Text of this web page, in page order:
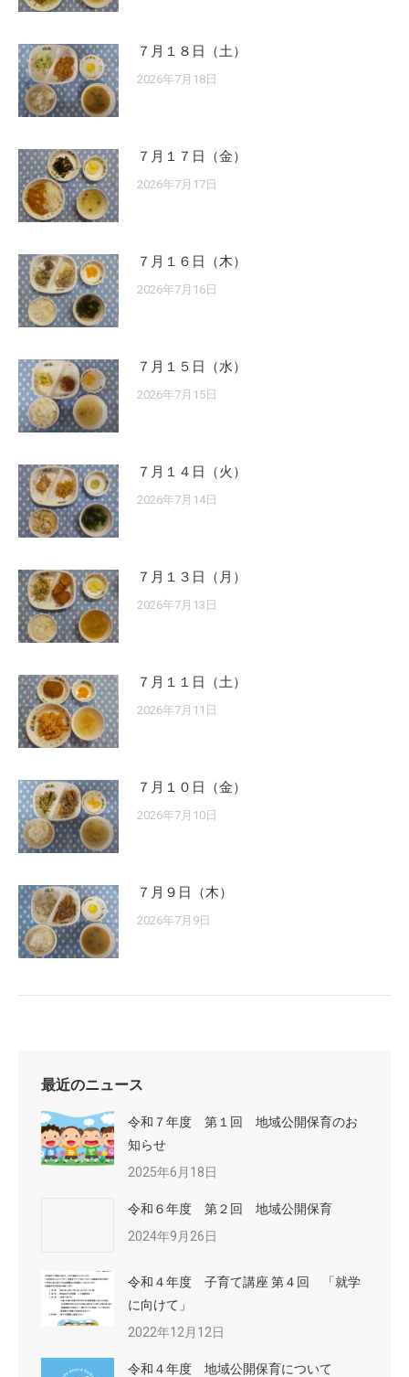
７月１８日（土）
2026年7月18日
７月１７日（金）
2026年7月17日
７月１６日（木）
2026年7月16日
７月１５日（水）
2026年7月15日
７月１４日（火）
2026年7月14日
７月１３日（月）
2026年7月13日
７月１１日（土）
2026年7月11日
７月１０日（金）
2026年7月10日
７月９日（木）
2026年7月9日
最近のニュース
令和７年度 第１回 地域公開保育のお
知らせ
2025年6月18日
令和６年度 第２回 地域公開保育
2024年9月26日
令和４年度 子育て講座 第４回 「就学
に向けて」
2022年12月12日
令和４年度 地域公開保育について